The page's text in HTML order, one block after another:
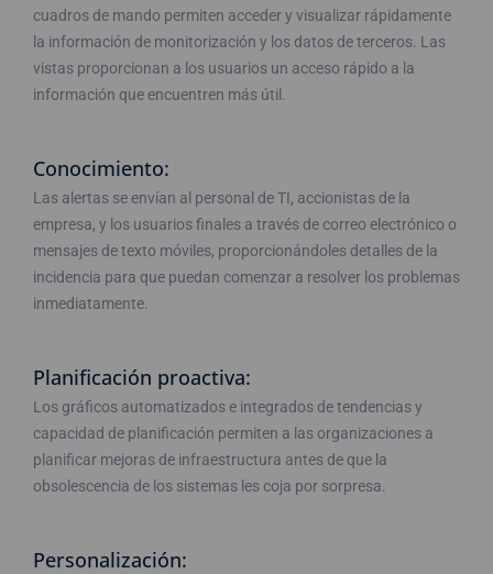
cuadros de mando permiten acceder y visualizar rápidamente
la información de monitorización y los datos de terceros. Las
vistas proporcionan a los usuarios un acceso rápido a la
información que encuentren más útil.
Conocimiento:
Las alertas se envían al personal de TI, accionistas de la
empresa, y los usuarios finales a través de correo electrónico o
mensajes de texto móviles, proporcionándoles detalles de la
incidencia para que puedan comenzar a resolver los problemas
inmediatamente.
Planificación proactiva:
Los gráficos automatizados e integrados de tendencias y
capacidad de planificación permiten a las organizaciones a
planificar mejoras de infraestructura antes de que la
obsolescencia de los sistemas les coja por sorpresa.
Personalización: